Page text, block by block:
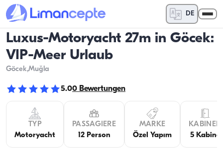
DE
Luxus-Motoryacht 27m in Göcek:
VIP-Meer Urlaub
Göcek,Muğla
5.00 Bewertungen
TYP
Motoryacht
PASSAGIERE
12 Person
MARKE
Özel Yapım
KABINEN
5 Kabine